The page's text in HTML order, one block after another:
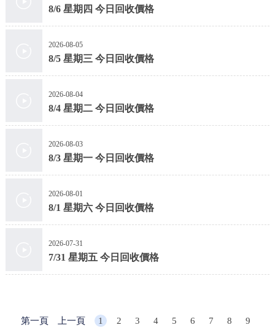
8/6 星期四 今日回收價格
2026-08-05
8/5 星期三 今日回收價格
2026-08-04
8/4 星期二 今日回收價格
2026-08-03
8/3 星期一 今日回收價格
2026-08-01
8/1 星期六 今日回收價格
2026-07-31
7/31 星期五 今日回收價格
第一頁 上一頁 1 2 3 4 5 6 7 8
9